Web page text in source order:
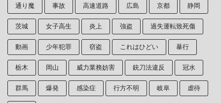
通り魔 事故 高速道路 広島 京都 静岡
茨城 女子高生 炎上 強盗 過失運転致死傷
動画 少年犯罪 窃盗 これはひどい 暴行
栃木 岡山 威力業務妨害 銃刀法違反 冠水
群馬 爆発 感染症 行方不明 岐阜 虐待